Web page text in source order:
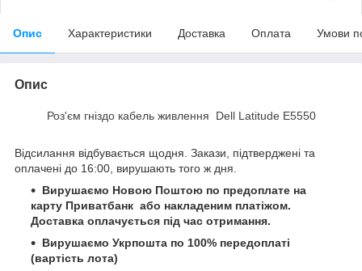
Опис Характеристики Доставка Оплата Умови
Опис
Роз'єм гніздо кабель живлення Dell Latitude E5550
Відсилання відбувається щодня. Закази, підтверджені та
оплачені до 16:00, вирушають того ж дня.
Вирушаємо Новою Поштою по предоплате на
карту Приватбанк або накладеним платіжом.
Доставка оплачується під час отримання.
Вирушаємо Укрпошта по 100% передоплаті
(вартість лота)